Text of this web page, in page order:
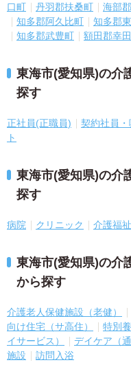
口町
丹羽郡扶桑町 海部
知多郡阿久比町
知多郡
知多郡武豊町
額田郡幸
東海市(愛知県)の介
探す
正社員(正職員) 契約社員・
ト
東海市(愛知県)の介
探す
病院 クリニック 介護福
東海市(愛知県)の介
から探す
介護老人保健施設（老健）
向け住宅（サ高住）
特別
イサービス）
デイケア（通
施設
訪問入浴